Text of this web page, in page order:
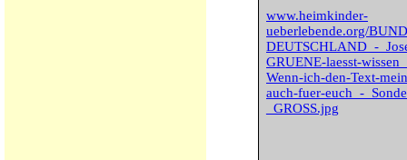
www.heimkinder-
ueberlebende.org/
DEUTSCHLAND_-
GRUENE-laesst-
Wenn-ich-den-Text-
auch-fuer-euch_-
_GROSS.jpg